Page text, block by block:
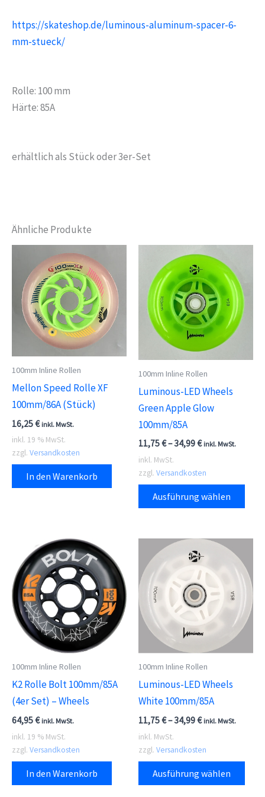
https://skateshop.de/luminous-aluminum-spacer-6-
mm-stueck/
Rolle: 100 mm
Härte: 85A
erhältlich als Stück oder 3er-Set
Ähnliche Produkte
100mm Inline Rollen
Mellon Speed Rolle XF
100mm/86A (Stück)
16,25€ inkl. MwSt.
inkl. 19 % MwSt.
zzgl. Versandkosten
In den Warenkorb
100mm Inline Rollen
Luminous-LED Wheels
Green Apple Glow
100mm/85A
11,75€–34,99€ inkl. MwSt.
inkl. MwSt.
zzgl. Versandkosten
Ausführung wählen
auf.
Die
der
100mm Inline Rollen
K2 Rolle Bolt 100mm/85A
(4er Set) – Wheels
64,95€ inkl. MwSt.
inkl. 19 % MwSt.
zzgl. Versandkosten
In den Warenkorb
100mm Inline Rollen
Luminous-LED Wheels
White 100mm/85A
11,75€–34,99€ inkl. MwSt.
inkl. MwSt.
zzgl. Versandkosten
Ausführung wählen